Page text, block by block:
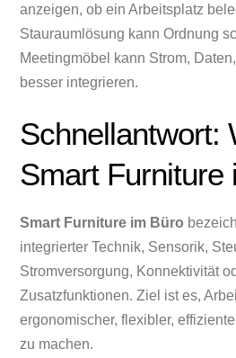
anzeigen, ob ein Arbeitsplatz
Stauraumlösung kann Ordnung
Meetingmöbel kann Strom,
besser integrieren.
Schnellantwort:
Smart Furniture
Smart Furniture im Büro
integrierter Technik, Sensorik,
Stromversorgung, Konnektivität
Zusatzfunktionen. Ziel ist es,
ergonomischer, flexibler,
zu machen.